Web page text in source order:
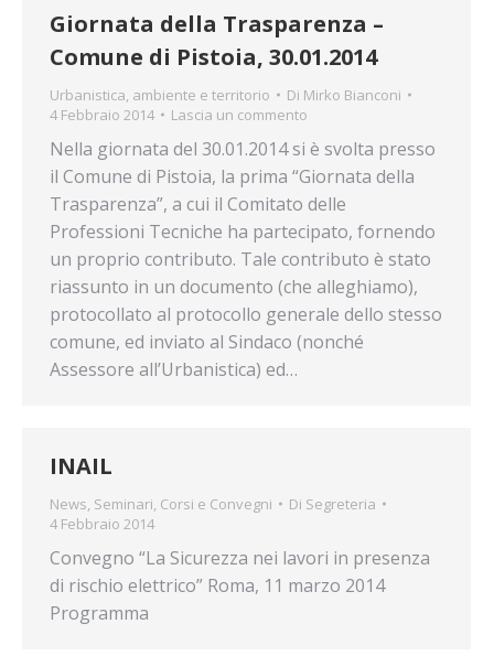
Giornata della Trasparenza –
Comune di Pistoia, 30.01.2014
Urbanistica, ambiente e territorio Di Mirko Bianconi
4 Febbraio 2014
Lascia un commento
Nella giornata del 30.01.2014 si è svolta presso
il Comune di Pistoia, la prima “Giornata della
Trasparenza”, a cui il Comitato delle
Professioni Tecniche ha partecipato, fornendo
un proprio contributo. Tale contributo è stato
riassunto in un documento (che alleghiamo),
protocollato al protocollo generale dello stesso
comune, ed inviato al Sindaco (nonché
Assessore all’Urbanistica) ed…
INAIL
News, Seminari, Corsi e Convegni Di Segreteria
4 Febbraio 2014
Convegno “La Sicurezza nei lavori in presenza
di rischio elettrico” Roma, 11 marzo 2014
Programma